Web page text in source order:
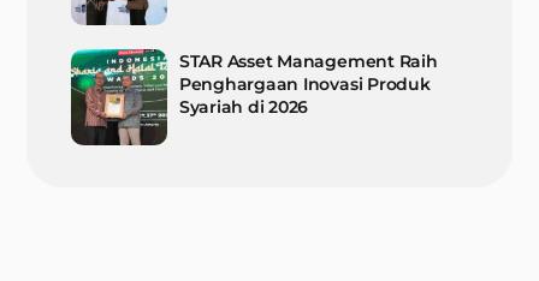
STAR Asset Management Raih
Penghargaan Inovasi Produk
Syariah di 2026